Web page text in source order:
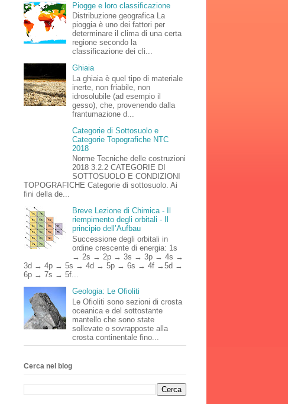
Piogge e loro classificazione
Distribuzione geografica La
pioggia è uno dei fattori per
determinare il clima di una certa
regione secondo la
classificazione dei cli...
Ghiaia
La ghiaia è quel tipo di materiale
inerte, non friabile, non
idrosolubile (ad esempio il
gesso), che, provenendo dalla
frantumazione d...
Categorie di Sottosuolo e
Categorie Topografiche NTC
2018
Norme Tecniche delle costruzioni
2018 3.2.2 CATEGORIE DI
SOTTOSUOLO E CONDIZIONI
TOPOGRAFICHE Categorie di sottosuolo. Ai
fini della de...
Breve Lezione di Chimica - Il
riempimento degli orbitali - Il
principio dell’Aufbau
Successione degli orbitali in
ordine crescente di energia: 1s
→ 2s → 2p → 3s → 3p → 4s →
3d → 4p → 5s → 4d → 5p → 6s → 4f →5d →
6p → 7s → 5f...
Geologia: Le Ofioliti
Le Ofioliti sono sezioni di crosta
oceanica e del sottostante
mantello che sono state
sollevate o sovrapposte alla
crosta continentale fino...
Cerca nel blog